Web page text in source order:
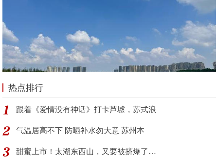
热点排行
跟着《爱情没有神话》打卡芦墟，苏式浪
气温居高不下 防晒补水勿大意 苏州本
甜蜜上市！太湖东西山，又要被挤爆了…